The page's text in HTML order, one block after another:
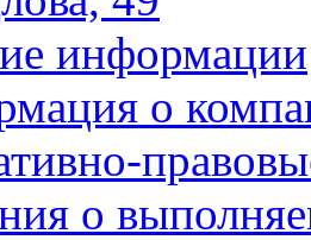
информации
о
о